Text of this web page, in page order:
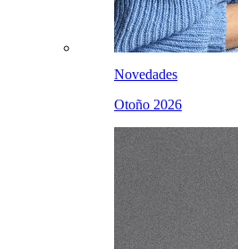
Novedades
Otoño 2026